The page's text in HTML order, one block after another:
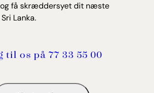
få skræddersyet dit næste
Lanka.
til os på 77 33 55 00